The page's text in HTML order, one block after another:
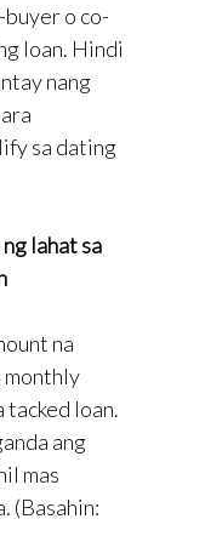
buyer o co-
loan. Hindi
nang
sa dating
lahat sa
na
monthly
tacked loan.
ang
mas
(Basahin: